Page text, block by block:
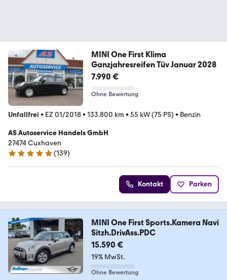
MINI One First Klima
Ganzjahresreifen Tüv Januar 2028
7.990 €
Ohne Bewertung
Unfallfrei • EZ 01/2018• 133.800 km • 55 kW (75 PS) • Benzin
AS Autoservice Handels GmbH
27474 Cuxhaven
5 Sterne
(139)
Kontakt Parken
MINI One First Sports.Kamera Navi
Sitzh.DrivAss.PDC
15.590 €
19% MwSt.
Ohne Bewertung